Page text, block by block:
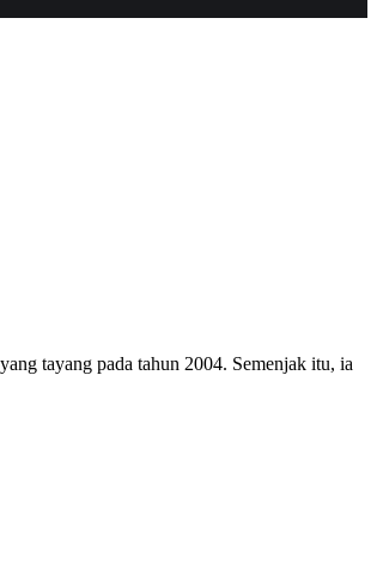
tayang pada tahun 2004. Semenjak itu, ia